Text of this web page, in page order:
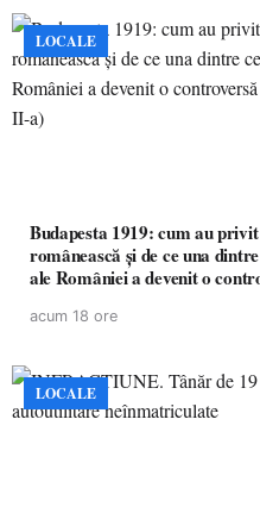
LOCALE
Budapesta 1919: cum au
românească și de ce una
ale României a devenit o
acum 18 ore
LOCALE